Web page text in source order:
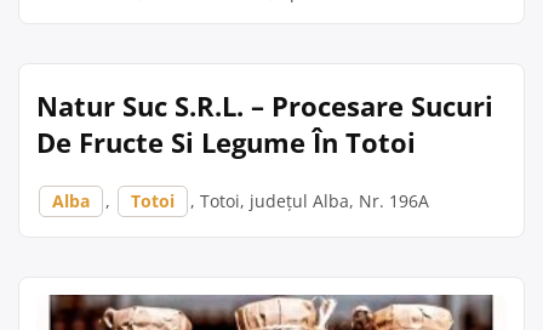
Natur Suc S.R.L. – Procesare Sucuri
De Fructe Si Legume În Totoi
Alba , Totoi , Totoi, județul Alba, Nr. 196A